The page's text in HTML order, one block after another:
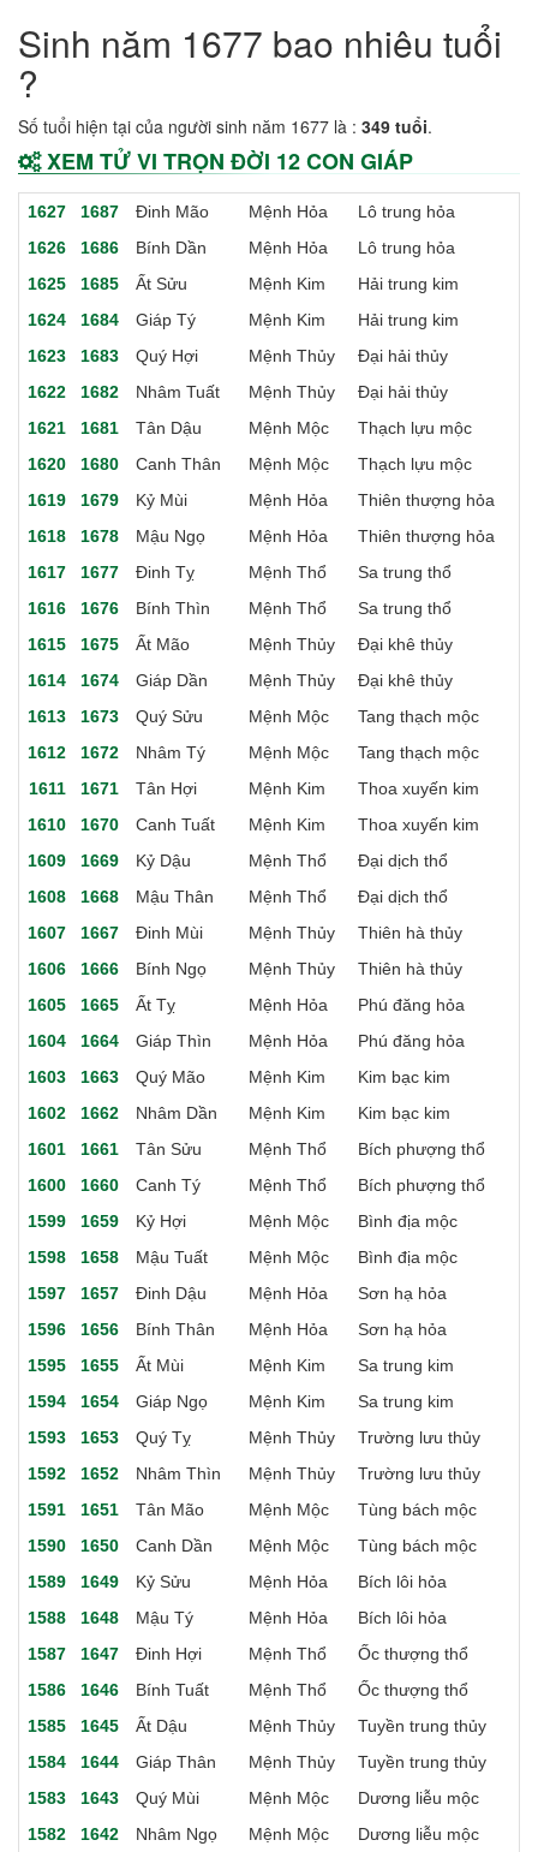
Sinh năm 1677 bao nhiêu tuổi
?
Số tuổi hiện tại của người sinh năm 1677 là : 349 tuổi.
XEM TỬ VI TRỌN ĐỜI 12 CON GIÁP
1627 1687 Đinh Mão Mệnh Hỏa
Lô trung hỏa
1626
1686 Bính Dần Mệnh Hỏa
Lô trung hỏa
1625
1685 Ất Sửu Mệnh Kim
Hải trung kim
1624
1684 Giáp Tý Mệnh Kim
Hải trung kim
1623
1683 Quý Hợi Mệnh Thủy
Đại hải thủy
1622
1682 Nhâm Tuất Mệnh Thủy
Đại hải thủy
1621
1681 Tân Dậu Mệnh Mộc
Thạch lựu mộc
1620
1680 Canh Thân Mệnh Mộc
Thạch lựu mộc
1619
1679 Kỷ Mùi Mệnh Hỏa
Thiên thượng hỏa
1618
1678 Mậu Ngọ Mệnh Hỏa
Thiên thượng hỏa
1617
1677 Đinh Tỵ Mệnh Thổ
Sa trung thổ
1616
1676 Bính Thìn Mệnh Thổ
Sa trung thổ
1615
1675 Ất Mão Mệnh Thủy
Đại khê thủy
1614
1674 Giáp Dần Mệnh Thủy
Đại khê thủy
1613
1673 Quý Sửu Mệnh Mộc
Tang thạch mộc
1612
1672 Nhâm Tý Mệnh Mộc
Tang thạch mộc
1611
1671 Tân Hợi Mệnh Kim
Thoa xuyến kim
1610
1670 Canh Tuất Mệnh Kim
Thoa xuyến kim
1609
1669 Kỷ Dậu Mệnh Thổ
Đại dịch thổ
1608
1668 Mậu Thân Mệnh Thổ
Đại dịch thổ
1607
1667 Đinh Mùi Mệnh Thủy
Thiên hà thủy
1606
1666 Bính Ngọ Mệnh Thủy
Thiên hà thủy
1605
1665 Ất Tỵ Mệnh Hỏa
Phú đăng hỏa
1604
1664 Giáp Thìn Mệnh Hỏa
Phú đăng hỏa
1603
1663 Quý Mão Mệnh Kim
Kim bạc kim
1602
1662 Nhâm Dần Mệnh Kim
Kim bạc kim
1601
1661 Tân Sửu Mệnh Thổ
Bích phượng thổ
1600
1660 Canh Tý Mệnh Thổ
Bích phượng thổ
1599
1659 Kỷ Hợi Mệnh Mộc
Bình địa mộc
1598
1658 Mậu Tuất Mệnh Mộc
Bình địa mộc
1597
1657 Đinh Dậu Mệnh Hỏa
Sơn hạ hỏa
1596
1656 Bính Thân Mệnh Hỏa
Sơn hạ hỏa
1595
1655 Ất Mùi Mệnh Kim
Sa trung kim
1594
1654 Giáp Ngọ Mệnh Kim
Sa trung kim
1593
1653 Quý Tỵ Mệnh Thủy
Trường lưu thủy
1592
1652 Nhâm Thìn Mệnh Thủy
Trường lưu thủy
1591
1651 Tân Mão Mệnh Mộc
Tùng bách mộc
1590
1650 Canh Dần Mệnh Mộc
Tùng bách mộc
1589
1649 Kỷ Sửu Mệnh Hỏa
Bích lôi hỏa
1588
1648 Mậu Tý Mệnh Hỏa
Bích lôi hỏa
1587
1647 Đinh Hợi Mệnh Thổ
Ốc thượng thổ
1586
1646 Bính Tuất Mệnh Thổ
Ốc thượng thổ
1585
1645 Ất Dậu Mệnh Thủy
Tuyền trung thủy
1584
1644 Giáp Thân Mệnh Thủy
Tuyền trung thủy
1583
1643 Quý Mùi Mệnh Mộc
Dương liễu mộc
1582
1642 Nhâm Ngọ Mệnh Mộc Dương liễu mộc